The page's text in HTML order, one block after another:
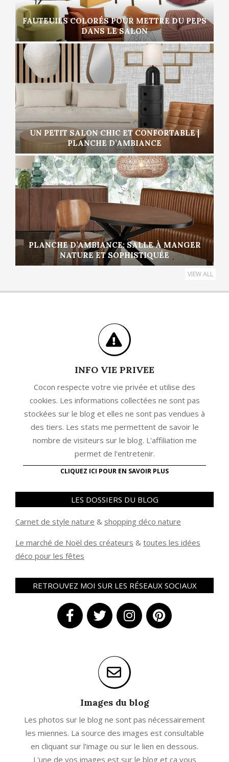
FAUTEUILS COLORÉS POUR METTRE DU PEPS
DANS LE SALON
UN PETIT SALON CHIC ET CONFORTABLE |
PLANCHE D’AMBIANCE
PLANCHE D’AMBIANCE: SALLE À MANGER
NATURE ET SOPHISTIQUÉE
VIEW ALL
INFO VIE PRIVEE
Cocon respecte votre vie privée et utilise des
cookies. Les informations collectées ne sont pas
stockées sur le blog et elles ne sont pas vendues à
des tiers. Les stats me permettent de savoir le
nombre de visiteurs sur le blog. L'affiliation me
permet de l'entretenir.
CLIQUEZ ICI POUR EN SAVOIR PLUS
LES DOSSIERS DU BLOG
Carnet de style nature & shopping déco nature
Le marché de Noël des créateurs & toutes les idées
déco pour les fêtes
RETROUVEZ MOI SUR LES RÉSEAUX SOCIAUX
Images du blog
Les photos sur le blog ne sont pas nécessairement
les miennes. La source des images est consultable
en cliquant sur l'image ou sur le lien en dessous.
L'une de vos images est sur le blog et ça vous